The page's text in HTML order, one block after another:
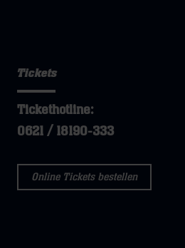
Tickets
Tickethotline:
0621 / 18190-333
Online Tickets bestellen